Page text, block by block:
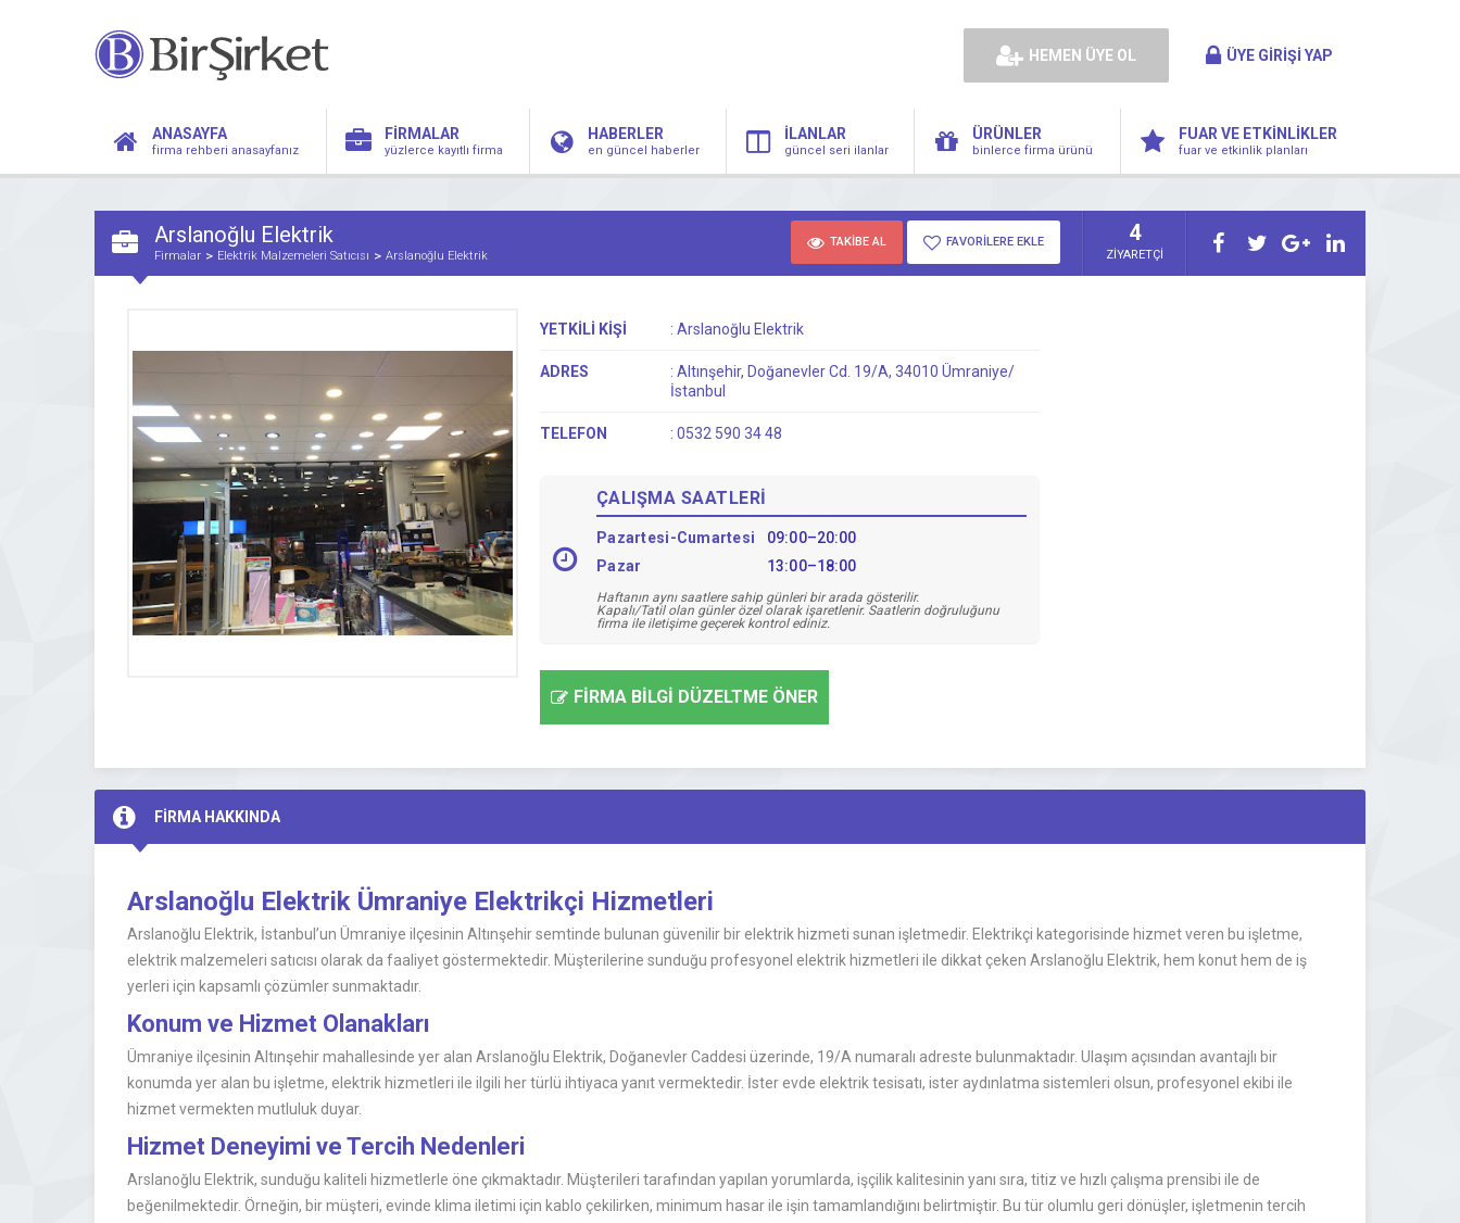
HEMEN ÜYE OL ÜYE GİRİŞİ YAP
ANASAYFA
firma rehberi anasayfanız
FİRMALAR
yüzlerce kayıtlı firma
HABERLER
en güncel haberler
İLANLAR
güncel seri ilanlar
ÜRÜNLER
binlerce firma ürünü
FUAR VE ETKİNLİKLER
fuar ve etkinlik planları
Arslanoğlu Elektrik
Firmalar Elektrik Malzemeleri Satıcısı Arslanoğlu Elektrik
TAKİBE AL FAVORİLERE EKLE 4
ZİYARETÇİ
YETKİLİ KİŞİ : Arslanoğlu Elektrik
ADRES : Altınşehir, Doğanevler Cd. 19/A, 34010 Ümraniye/
İstanbul
TELEFON : 0532 590 34 48
ÇALIŞMA SAATLERİ
Pazartesi-Cumartesi
09:00–20:00
Pazar
13:00–18:00
Haftanın aynı saatlere sahip günleri bir arada gösterilir.
Kapalı/Tatil olan günler özel olarak işaretlenir. Saatlerin doğruluğunu
firma ile iletişime geçerek kontrol ediniz.
FİRMA BİLGİ DÜZELTME ÖNER
FİRMA HAKKINDA
Arslanoğlu Elektrik Ümraniye Elektrikçi Hizmetleri
Arslanoğlu Elektrik, İstanbul’un Ümraniye ilçesinin Altınşehir semtinde bulunan güvenilir bir elektrik hizmeti sunan işletmedir. Elektrikçi kategorisinde hizmet veren bu işletme,
elektrik malzemeleri satıcısı olarak da faaliyet göstermektedir. Müşterilerine sunduğu profesyonel elektrik hizmetleri ile dikkat çeken Arslanoğlu Elektrik, hem konut hem de iş
yerleri için kapsamlı çözümler sunmaktadır.
Konum ve Hizmet Olanakları
Ümraniye ilçesinin Altınşehir mahallesinde yer alan Arslanoğlu Elektrik, Doğanevler Caddesi üzerinde, 19/A numaralı adreste bulunmaktadır. Ulaşım açısından avantajlı bir
konumda yer alan bu işletme, elektrik hizmetleri ile ilgili her türlü ihtiyaca yanıt vermektedir. İster evde elektrik tesisatı, ister aydınlatma sistemleri olsun, profesyonel ekibi ile
hizmet vermekten mutluluk duyar.
Hizmet Deneyimi ve Tercih Nedenleri
Arslanoğlu Elektrik, sunduğu kaliteli hizmetlerle öne çıkmaktadır. Müşterileri tarafından yapılan yorumlarda, işçilik kalitesinin yanı sıra, titiz ve hızlı çalışma prensibi ile de
beğenilmektedir. Örneğin, bir müşteri, evinde klima iletimi için kablo çekilirken, minimum hasar ile işin tamamlandığını belirtmiştir. Bu tür olumlu geri dönüşler, işletmenin tercih